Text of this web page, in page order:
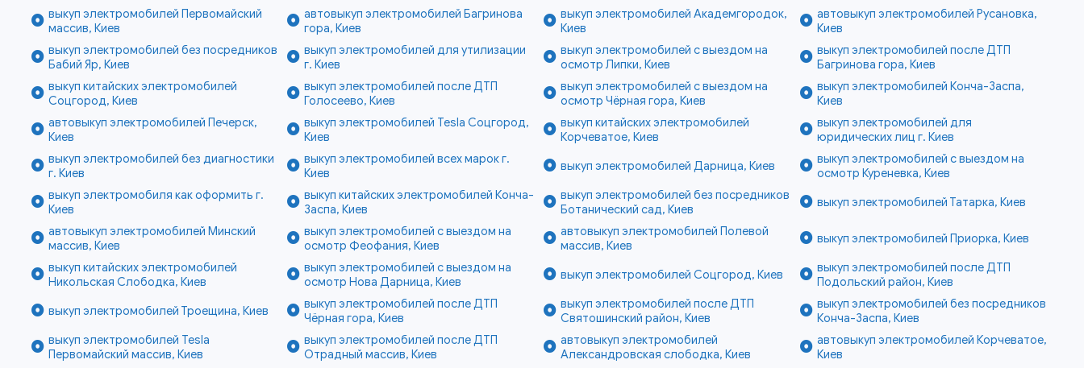
выкуп электромобилей Первомайский
массив, Киев
автовыкуп электромобилей Багринова
гора, Киев
выкуп электромобилей Академгородок,
Киев
автовыкуп электромобилей Русановка,
Киев
выкуп электромобилей без посредников
Бабий Яр, Киев
выкуп электромобилей для утилизации
г. Киев
выкуп электромобилей с выездом на
осмотр Липки, Киев
выкуп электромобилей после ДТП
Багринова гора, Киев
выкуп китайских электромобилей
Соцгород, Киев
выкуп электромобилей после ДТП
Голосеево, Киев
выкуп электромобилей с выездом на
осмотр Чёрная гора, Киев
выкуп электромобилей Конча-Заспа,
Киев
автовыкуп электромобилей Печерск,
Киев
выкуп электромобилей Tesla Соцгород,
Киев
выкуп китайских электромобилей
Корчеватое, Киев
выкуп электромобилей для
юридических лиц г. Киев
выкуп электромобилей без диагностики
г. Киев
выкуп электромобилей всех марок г.
Киев
выкуп электромобилей Дарница, Киев
выкуп электромобилей с выездом на
осмотр Куреневка, Киев
выкуп электромобиля как оформить г.
Киев
выкуп китайских электромобилей Конча-
Заспа, Киев
выкуп электромобилей без посредников
Ботанический сад, Киев
выкуп электромобилей Татарка, Киев
автовыкуп электромобилей Минский
массив, Киев
выкуп электромобилей с выездом на
осмотр Феофания, Киев
автовыкуп электромобилей Полевой
массив, Киев
выкуп электромобилей Приорка, Киев
выкуп китайских электромобилей
Никольская Слободка, Киев
выкуп электромобилей с выездом на
осмотр Нова Дарница, Киев
выкуп электромобилей Соцгород, Киев
выкуп электромобилей после ДТП
Подольский район, Киев
выкуп электромобилей Троещина, Киев
выкуп электромобилей после ДТП
Чёрная гора, Киев
выкуп электромобилей после ДТП
Святошинский район, Киев
выкуп электромобилей без посредников
Конча-Заспа, Киев
выкуп электромобилей Tesla
Первомайский массив, Киев
выкуп электромобилей после ДТП
Отрадный массив, Киев
автовыкуп электромобилей
Александровская слободка, Киев
автовыкуп электромобилей Корчеватое,
Киев